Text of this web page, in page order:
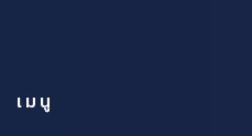
เมนู